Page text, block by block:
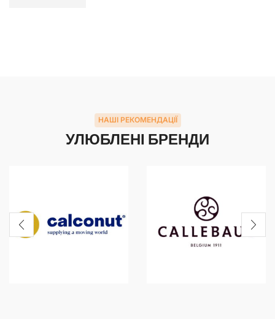
НАШІ РЕКОМЕНДАЦІЇ
УЛЮБЛЕНІ БРЕНДИ